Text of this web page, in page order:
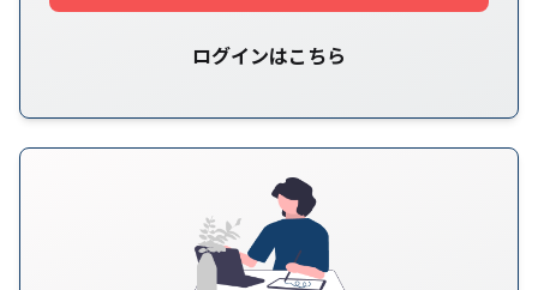
ログインはこちら